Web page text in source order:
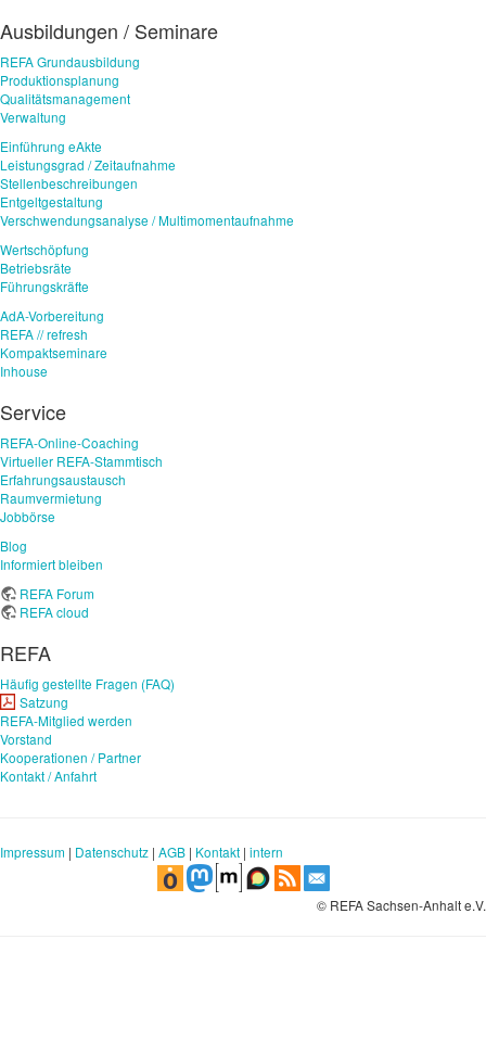
Ausbildungen / Seminare
REFA Grundausbildung
Produktionsplanung
Qualitätsmanagement
Verwaltung
Einführung eAkte
Leistungsgrad / Zeitaufnahme
Stellenbeschreibungen
Entgeltgestaltung
Verschwendungsanalyse / Multimomentaufnahme
Wertschöpfung
Betriebsräte
Führungskräfte
AdA-Vorbereitung
REFA // refresh
Kompaktseminare
Inhouse
Service
REFA-Online-Coaching
Virtueller REFA-Stammtisch
Erfahrungsaustausch
Raumvermietung
Jobbörse
Blog
Informiert bleiben
REFA Forum
REFA cloud
REFA
Häufig gestellte Fragen (FAQ)
Satzung
REFA-Mitglied werden
Vorstand
Kooperationen / Partner
Kontakt / Anfahrt
Impressum | Datenschutz | AGB | Kontakt | intern
© REFA Sachsen-Anhalt e.V.